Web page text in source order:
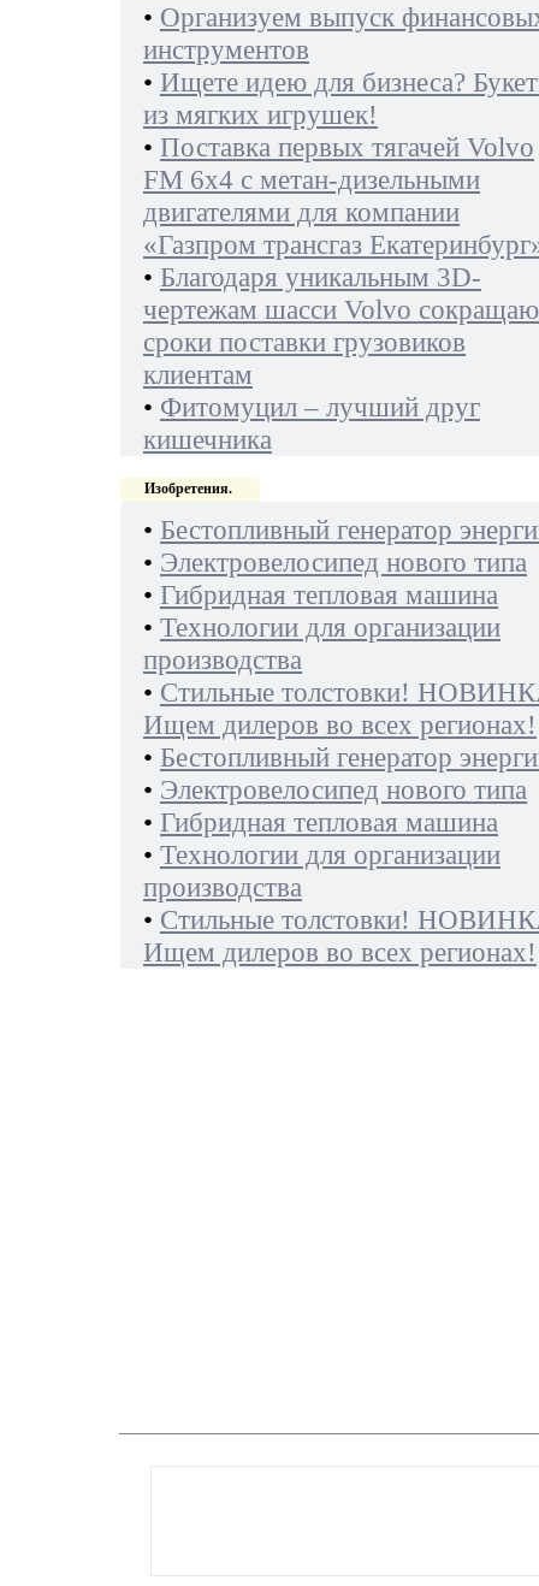
• Организуем выпуск
инструментов
• Ищете идею для бизнеса?
из мягких игрушек!
• Поставка первых тягачей Volvo
FM 6х4 с метан-дизельными
двигателями для компании
«Газпром трансгаз
• Благодаря уникальным 3D-
чертежам шасси Volvo
сроки поставки грузовиков
клиентам
• Фитомуцил – лучший друг
кишечника
Изобретения.
• Бестопливный генератор
• Электровелосипед нового типа
• Гибридная тепловая машина
• Технологии для организации
производства
• Стильные толстовки!
Ищем дилеров во всех регионах!
• Бестопливный генератор
• Электровелосипед нового типа
• Гибридная тепловая машина
• Технологии для организации
производства
• Стильные толстовки!
Ищем дилеров во всех регионах!